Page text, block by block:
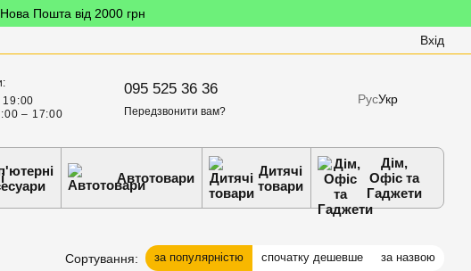
Пошта від 2000 грн
Вхід
– 17:00
095 525 36 36
Передзвонити вам?
РусУкр
Автотовари
Дитячі
товари
Дім,
Офіс та
Гаджети
Сортування: за популярністю спочатку дешевше за назвою